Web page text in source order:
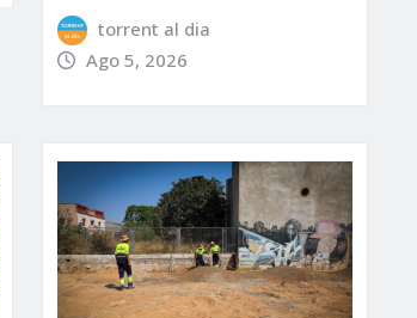
torrent al dia
Ago 5, 2026